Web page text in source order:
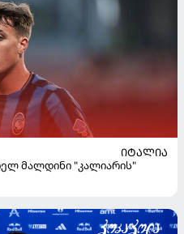
ᲘᲢᲐᲚᲘᲐ
მალდინი "კალიარის"